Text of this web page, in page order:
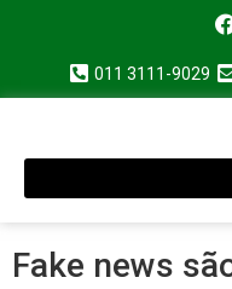
011 3111-9029
Fake news